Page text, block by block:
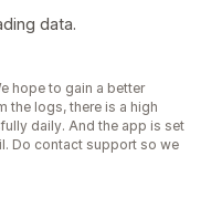
data.
hope to gain a better
the logs, there is a high
daily. And the app is set
Do contact support so we